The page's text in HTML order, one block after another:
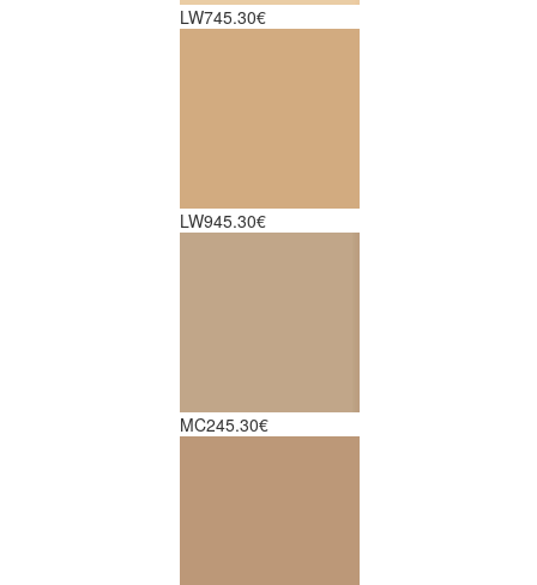
LW745.30€
LW945.30€
MC245.30€